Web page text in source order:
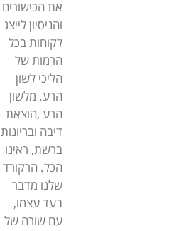
את הכישורים
והניסיון לייצג
לקוחות בכל
הרמות של
הליכי לשון
הרע. מלשון
הרע ,הוצאת
דיבה ובריונות
ברשת, ראינו
הכל. הרקורד
שלנו מדבר
בעד עצמו,
עם שורה של